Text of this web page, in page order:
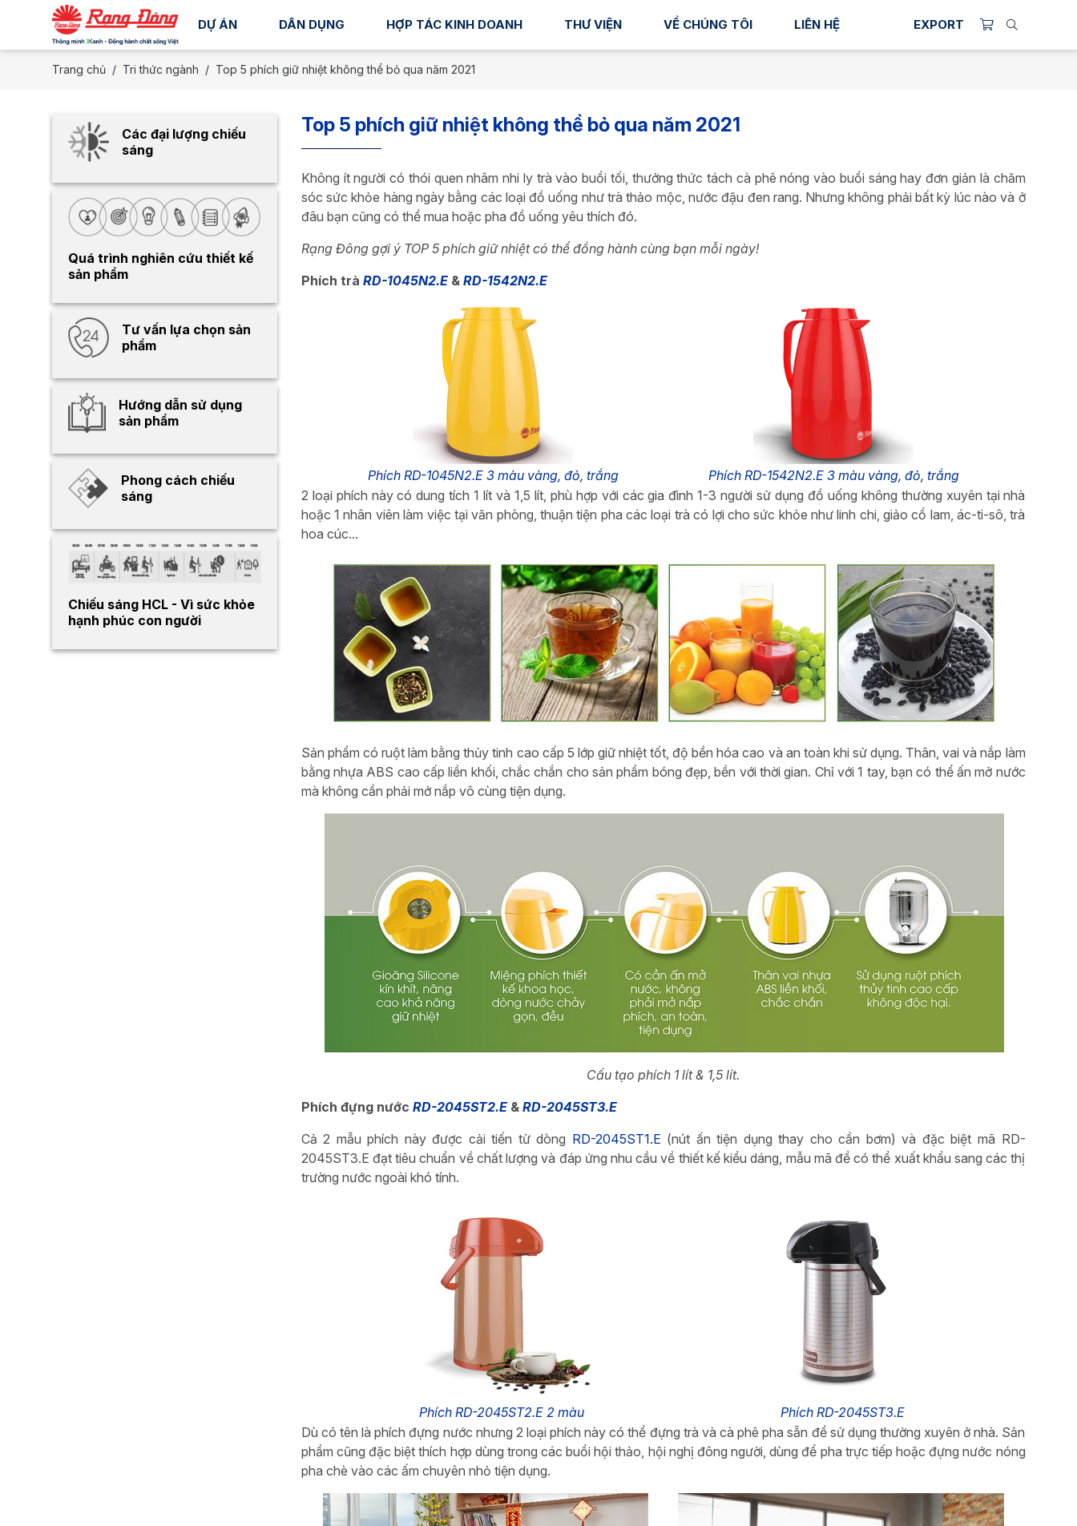
DỰ ÁN DÂN DỤNG HỢP TÁC KINH DOANH THƯ VIỆN VỀ CHÚNG TÔI LIÊN HỆ EXPORT
Trang chủ Tri thức ngành Top 5 phích giữ nhiệt không thể bỏ qua năm 2021
Top 5 phích giữ nhiệt không thể bỏ qua năm 2021
Không ít người có thói quen nhâm nhi ly trà vào buổi tối, thưởng thức tách cà phê nóng vào buổi sáng hay đơn giản là chăm
sóc sức khỏe hàng ngày bằng các loại đồ uống như trà thảo mộc, nước đậu đen rang. Nhưng không phải bất kỳ lúc nào và ở
đâu bạn cũng có thể mua hoặc pha đồ uống yêu thích đó.
Rạng Đông gợi ý TOP 5 phích giữ nhiệt có thể đồng hành cùng bạn mỗi ngày!
Phích trà RD-1045N2.E & RD-1542N2.E
Phích RD-1045N2.E 3 màu vàng, đỏ, trắng
Phích RD-1542N2.E 3 màu vàng, đỏ, trắng
2 loại phích này có dung tích 1 lít và 1,5 lít, phù hợp với các gia đình 1-3 người sử dụng đồ uống không thường xuyên tại nhà
hoặc 1 nhân viên làm việc tại văn phòng, thuận tiện pha các loại trà có lợi cho sức khỏe như linh chi, giảo cổ lam, ác-ti-sô, trà
hoa cúc...
Sản phẩm có ruột làm bằng thủy tinh cao cấp 5 lớp giữ nhiệt tốt, độ bền hóa cao và an toàn khi sử dụng. Thân, vai và nắp làm
bằng nhựa ABS cao cấp liền khối, chắc chắn cho sản phẩm bóng đẹp, bền với thời gian. Chỉ với 1 tay, bạn có thể ấn mở nước
mà không cần phải mở nắp vô cùng tiện dụng.
Cấu tạo phích 1 lít & 1,5 lít.
Phích đựng nước RD-2045ST2.E & RD-2045ST3.E
Cả 2 mẫu phích này được cải tiến từ dòng RD-2045ST1.E (nút ấn tiện dụng thay cho cần bơm) và đặc biệt mã RD-
2045ST3.E đạt tiêu chuẩn về chất lượng và đáp ứng nhu cầu về thiết kế kiểu dáng, mẫu mã để có thể xuất khẩu sang các thị
trường nước ngoài khó tính.
Phích RD-2045ST2.E 2 màu
Phích RD-2045ST3.E
Dù có tên là phích đựng nước nhưng 2 loại phích này có thể đựng trà và cà phê pha sẵn để sử dụng thường xuyên ở nhà. Sản
phẩm cũng đặc biệt thích hợp dùng trong các buổi hội thảo, hội nghị đông người, dùng để pha trực tiếp hoặc đựng nước nóng
pha chè vào các ấm chuyên nhỏ tiện dụng.
Các đại lượng chiếu
sáng
Quá trình nghiên cứu thiết kế
sản phẩm
Tư vấn lựa chọn sản
phẩm
Hướng dẫn sử dụng
sản phẩm
Phong cách chiếu
sáng
Chiếu sáng HCL - Vì sức khỏe
hạnh phúc con người